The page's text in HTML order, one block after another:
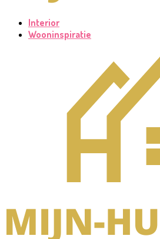
Interior
Wooninspiratie